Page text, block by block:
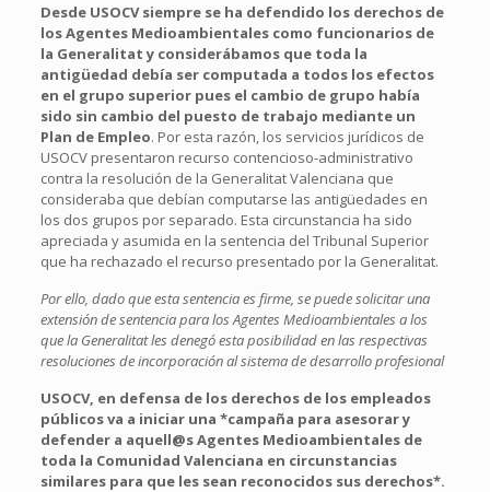
Desde USOCV siempre se ha defendido los derechos de
los Agentes Medioambientales como funcionarios de
la Generalitat y considerábamos que toda la
antigüedad debía ser computada a todos los efectos
en el grupo superior pues el cambio de grupo había
sido sin cambio del puesto de trabajo mediante un
Plan de Empleo. Por esta razón, los servicios jurídicos de
USOCV presentaron recurso contencioso-administrativo
contra la resolución de la Generalitat Valenciana que
consideraba que debían computarse las antigüedades en
los dos grupos por separado. Esta circunstancia ha sido
apreciada y asumida en la sentencia del Tribunal Superior
que ha rechazado el recurso presentado por la Generalitat.
Por ello, dado que esta sentencia es firme, se puede solicitar una
extensión de sentencia para los Agentes Medioambientales a los
que la Generalitat les denegó esta posibilidad en las respectivas
resoluciones de incorporación al sistema de desarrollo profesional
USOCV, en defensa de los derechos de los empleados
públicos va a iniciar una *campaña para asesorar y
defender a aquell@s Agentes Medioambientales de
toda la Comunidad Valenciana en circunstancias
similares para que les sean reconocidos sus derechos*.